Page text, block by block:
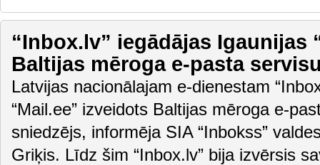
“Inbox.lv” iegādājas Igaunijas
Baltijas mēroga e-pasta
Latvijas nacionālajam e-dienestam
“Mail.ee” izveidots Baltijas mēroga e-
sniedzējs, informēja SIA “Inbokss”
Griķis. Līdz šim “Inbox.lv” bija izvērsis